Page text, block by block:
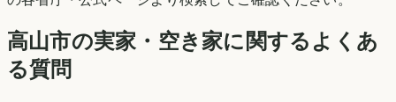
高山市の実家・空き家に関するよくあ
る質問